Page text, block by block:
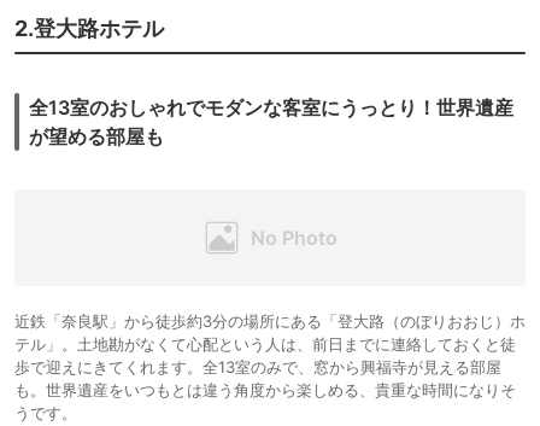
2.登大路ホテル
全13室のおしゃれでモダンな客室にうっとり！世界遺産
が望める部屋も
近鉄「奈良駅」から徒歩約3分の場所にある「登大路（のぼりおおじ）ホ
テル」。土地勘がなくて心配という人は、前日までに連絡しておくと徒
歩で迎えにきてくれます。全13室のみで、窓から興福寺が見える部屋
も。世界遺産をいつもとは違う角度から楽しめる、貴重な時間になりそ
うです。